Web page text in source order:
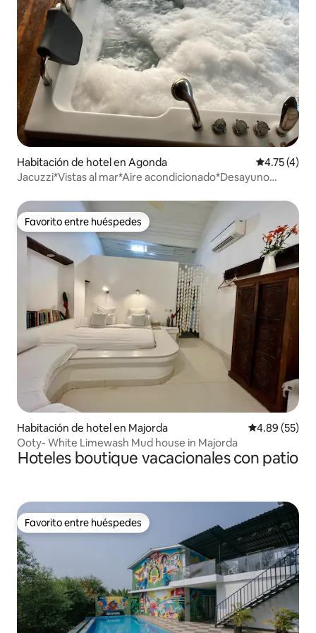
Habitación de hotel en Agonda Calificación
4.75 (4)
Jacuzzi*Vistas al mar*Aire acondicionado*Desayuno
Favorito entre huéspedes
Favorito entre huéspedes
Habitación de hotel en Majorda Calificación
4.89 (55)
Ooty- White Limewash Mud house in Majorda
Hoteles boutique vacacionales con patio
Favorito entre huéspedes
Favorito entre huéspedes